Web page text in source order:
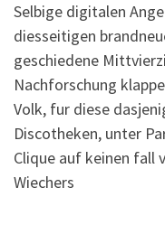
Selbige digitalen
diesseitigen
geschiedene
Nachforschung
Volk, fur diese
Discotheken, unter
Clique auf keinen fall
Wiechers